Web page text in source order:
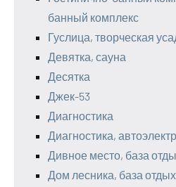
банный комплекс
Гуслица, творческая
Девятка, сауна
Десятка
Джек-53
Диагностика
Диагностика,
Дивное место, база
Дом лесника, база